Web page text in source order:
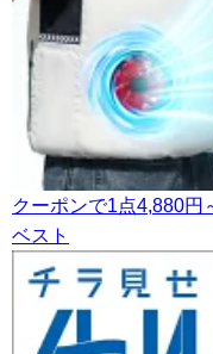
クーポンで1点4,880円
ベスト